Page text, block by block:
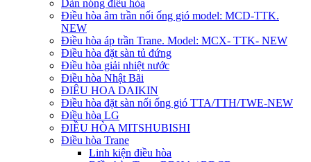
Dàn nóng điều hòa
Điều hòa âm trần nối ống gió model: MCD-TTK.
NEW
Điều hòa áp trần Trane. Model: MCX- TTK- NEW
Điều hòa đặt sàn tủ đứng
Điều hòa giải nhiệt nước
Điều hòa Nhật Bãi
ĐIÊU HOA DAIKIN
Điều hòa đặt sàn nối ống gió TTA/TTH/TWE-NEW
Điều hòa LG
ĐIỀU HÒA MITSHUBISHI
Điều hòa Trane
Linh kiện điều hòa